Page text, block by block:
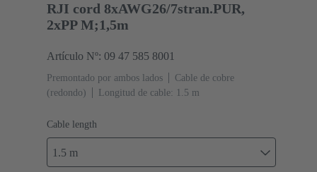
RJI cord 8xAWG26/7stran.PUR,
2xPP M;1,5m
Artículo Nº: 09 47 585 8001
Premontado por ambos lados
Cable de cobre
(redondo)
Longitud de cable: 1.5 m
Cable length
1.5 m